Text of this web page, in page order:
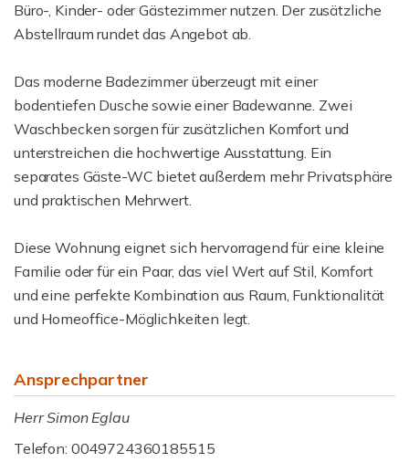
Büro-, Kinder- oder Gästezimmer nutzen. Der zusätzliche
Abstellraum rundet das Angebot ab.
Das moderne Badezimmer überzeugt mit einer
bodentiefen Dusche sowie einer Badewanne. Zwei
Waschbecken sorgen für zusätzlichen Komfort und
unterstreichen die hochwertige Ausstattung. Ein
separates Gäste-WC bietet außerdem mehr Privatsphäre
und praktischen Mehrwert.
Diese Wohnung eignet sich hervorragend für eine kleine
Familie oder für ein Paar, das viel Wert auf Stil, Komfort
und eine perfekte Kombination aus Raum, Funktionalität
und Homeoffice-Möglichkeiten legt.
Ansprechpartner
Herr Simon Eglau
Telefon: 0049724360185515